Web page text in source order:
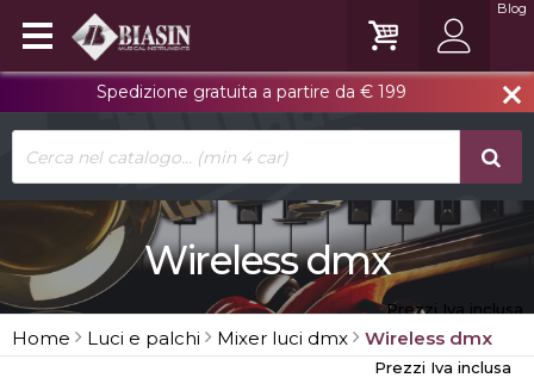
close
Spedizione gratuita a partire da € 199
Blog
Wireless dmx
Prezzi Iva inclusa
Home Luci e palchi Mixer luci dmx Wireless dmx
Prezzi Iva inclusa